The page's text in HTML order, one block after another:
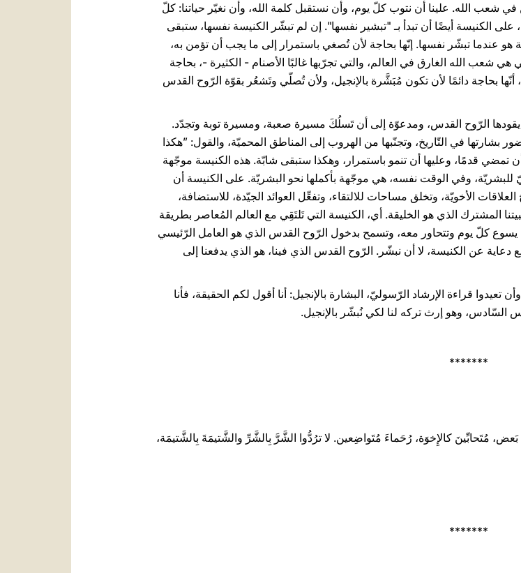
في شعب الله. علينا أن نتوب كلّ يوم، وأن نستقبل كلمة الله، وأن نغيّر حياتنا: كلّ
الكنيسة أيضًا أن تبدأ بـ "تبشير نفسها". إن لم تبشّر الكنيسة نفسها، ستبقى
عندما تبشّر نفسها. إنّها بحاجة لأن تُصغي باستمرار إلى ما يجب أن تؤمن به،
شعب الله الغارق في العالم، والتي تجرّبها غالبًا الأصنام - الكثيرة -، بحاجة
أنّها بحاجة دائمًا لأن تكون مُبَشَّرة بالإنجيل، ولأن تُصلّي وتَشعُر بقوّة الرّوح القدس
يقودها الرّوح القدس، ومدعوّة إلى أن تَسلُكَ مسيرة صعبة، ومسيرة توبة وتجدّد.
بشارتها في التّاريخ، وتجنّبها من الهروب إلى المناطق المحميّة، والقول: ”هكذا
تمضي قدمًا، وعليها أن تنمو باستمرار، وهكذا ستبقى شابّة. هذه الكنيسة موجّهة
وفي الوقت نفسه، هي موجّهة بأكملها نحو البشريّة. على الكنيسة أن
الأخويّة، وتخلق مساحات للالتقاء، وتفعِّل العوائد الجيّدة، للاستضافة،
المشترك الذي هو الخليقة. أي، الكنيسة التي تَلتَقِي مع العالم المُعاصر بطريقة
يسوع كلّ يوم وتتحاور معه، وتسمح بدخول الرّوح القدس الذي هو العامل الرّئيسي
عن الكنيسة، لا أن نبشّر. الرّوح القدس الذي فينا، هو الذي يدفعنا إلى
تعيدوا قراءة الإرشاد الرّسوليّ، البشارة بالإنجيل: أنا أقول لكم الحقيقة، فأنا
السّادس، وهو إرث تركه لنا لكي نُبشّر بالإنجيل.
*******
مُتَحابِّينَ كالإِخوَة، رُحَماءَ مُتَواضِعين. لا ترُدُّوا الشَّرَّ بِالشَّرِّ والشَّتيمَةَ بِالشَّتيمَة،
*******